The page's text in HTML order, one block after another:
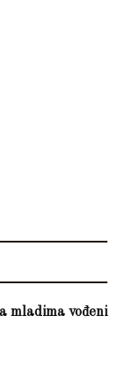
mladima vođeni